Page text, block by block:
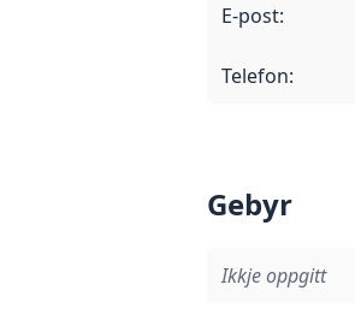
E-post:
Telefon:
Gebyr
Ikkje oppgitt